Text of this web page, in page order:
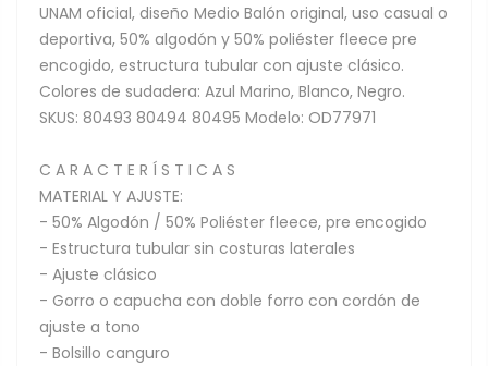
UNAM oficial, diseño Medio Balón original, uso casual o
deportiva, 50% algodón y 50% poliéster fleece pre
encogido, estructura tubular con ajuste clásico.
Colores de sudadera: Azul Marino, Blanco, Negro.
SKUS: 80493 80494 80495 Modelo: OD77971
C A R A C T E R Í S T I C A S
MATERIAL Y AJUSTE:
- 50% Algodón / 50% Poliéster fleece, pre encogido
- Estructura tubular sin costuras laterales
- Ajuste clásico
- Gorro o capucha con doble forro con cordón de
ajuste a tono
- Bolsillo canguro